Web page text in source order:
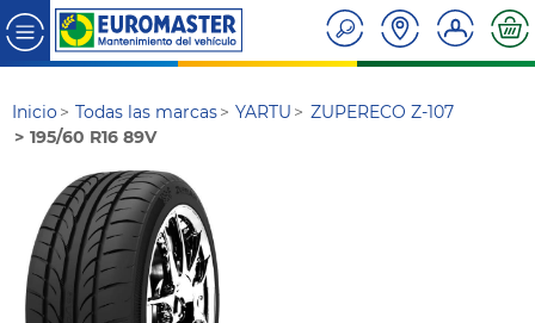
Inicio Todas las marcas YARTU
ZUPERECO Z-107
195/60 R16 89V